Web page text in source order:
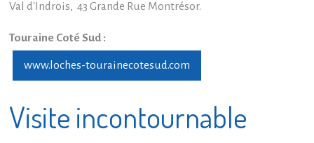
Val d'Indrois, 43 Grande Rue Montrésor.
Touraine Coté Sud :
www.loches-tourainecotesud.com
Visite incontournable